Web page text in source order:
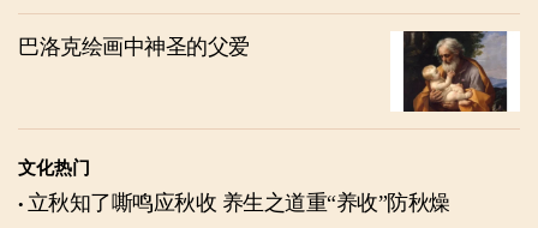
巴洛克绘画中神圣的父爱
文化热门
立秋知了嘶鸣应秋收 养生之道重“养收”防秋燥